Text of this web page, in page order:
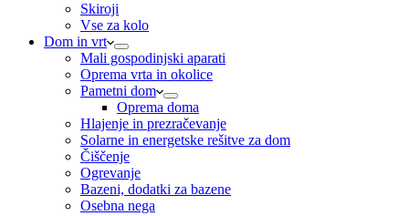
Skiroji
Vse za kolo
Dom in vrt
Mali gospodinjski aparati
Oprema vrta in okolice
Pametni dom
Oprema doma
Hlajenje in prezračevanje
Solarne in energetske rešitve za dom
Čiščenje
Ogrevanje
Bazeni, dodatki za bazene
Osebna nega